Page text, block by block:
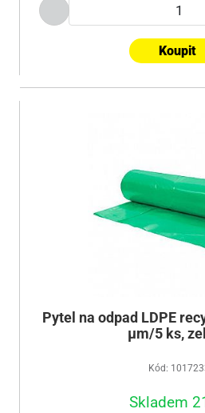
Koupit
Pytel na odpad LDPE
µm/5 ks,
Kód:
Skladem